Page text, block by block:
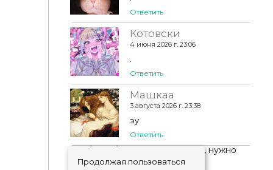
Ответить
Котовски
4 июня 2026 г. 23:06
Ответить
Машкаа
3 августа 2026 г. 23:38
эу
Ответить
Чтобы добавить комментарий, нужно
авторизоваться!
Продолжая пользоваться